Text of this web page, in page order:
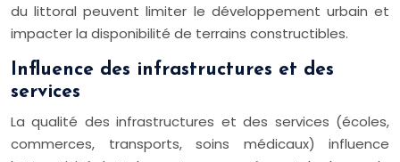
du littoral peuvent limiter le développement urbain et
impacter la disponibilité de terrains constructibles.
Influence des infrastructures et des
services
La qualité des infrastructures et des services (écoles,
commerces, transports, soins médicaux) influence